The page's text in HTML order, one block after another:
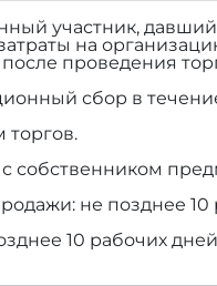
участник,
на
проведения
сбор в
торгов.
собственником
не позднее
10 рабочих